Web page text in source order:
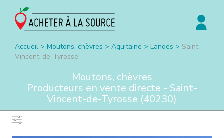
Accueil > Moutons, chèvres > Aquitaine > Landes > Saint-
Vincent-de-Tyrosse
Moutons, chèvres
Producteurs en vente directe - Saint-
Vincent-de-Tyrosse (40230)